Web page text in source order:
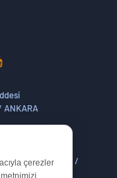
çerezler
Bakanlıklar /